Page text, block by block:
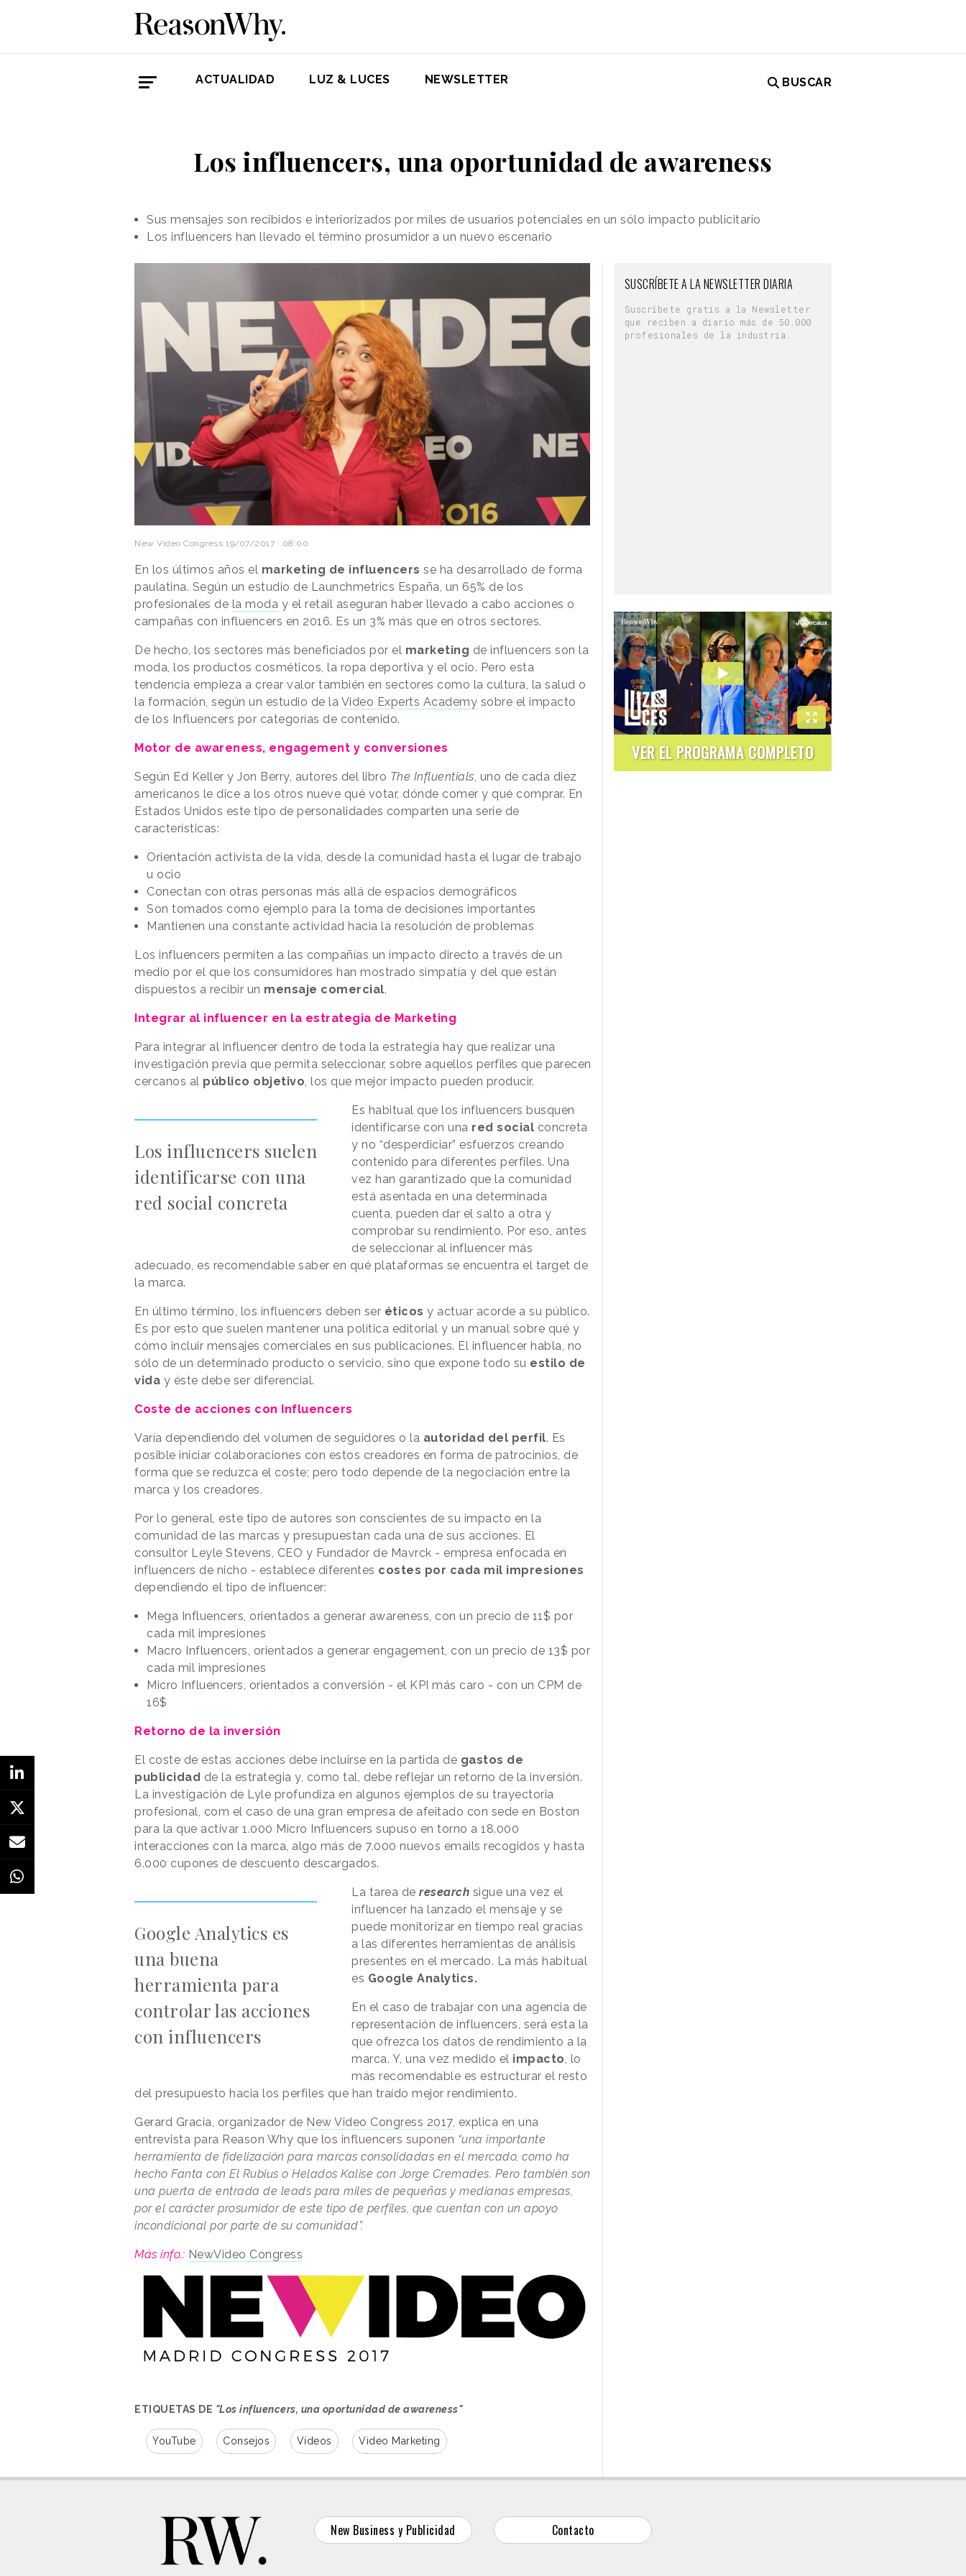
ACTUALIDAD LUZ & LUCES NEWSLETTER BUSCAR
Los influencers, una oportunidad de awareness
Sus mensajes son recibidos e interiorizados por miles de usuarios potenciales en un sólo impacto publicitario
Los influencers han llevado el término prosumidor a un nuevo escenario
New Video Congress 19/07/2017 · 08:00
En los últimos años el marketing de influencers se ha desarrollado de forma
paulatina. Según un estudio de Launchmetrics España, un 65% de los
profesionales de la moda y el retail aseguran haber llevado a cabo acciones o
campañas con influencers en 2016. Es un 3% más que en otros sectores.
De hecho, los sectores más beneficiados por el marketing de influencers son la
moda, los productos cosméticos, la ropa deportiva y el ocio. Pero esta
tendencia empieza a crear valor también en sectores como la cultura, la salud o
la formación, según un estudio de la Video Experts Academy sobre el impacto
de los Influencers por categorías de contenido.
Motor de awareness, engagement y conversiones
Según Ed Keller y Jon Berry, autores del libro The Influentials , uno de cada diez
americanos le dice a los otros nueve qué votar, dónde comer y qué comprar. En
Estados Unidos este tipo de personalidades comparten una serie de
características:
Orientación activista de la vida, desde la comunidad hasta el lugar de trabajo
u ocio
Conectan con otras personas más allá de espacios demográficos
Son tomados como ejemplo para la toma de decisiones importantes
Mantienen una constante actividad hacia la resolución de problemas
Los influencers permiten a las compañías un impacto directo a través de un
medio por el que los consumidores han mostrado simpatía y del que están
dispuestos a recibir un mensaje comercial.
Integrar al influencer en la estrategia de Marketing
Para integrar al influencer dentro de toda la estrategia hay que realizar una
investigación previa que permita seleccionar, sobre aquellos perfiles que parecen
cercanos al público objetivo , los que mejor impacto pueden producir.
Los influencers suelen
identificarse con una
red social concreta
Es habitual que los influencers busquen
identificarse con una red social concreta
y no “desperdiciar” esfuerzos creando
contenido para diferentes perfiles. Una
vez han garantizado que la comunidad
está asentada en una determinada
cuenta, pueden dar el salto a otra y
comprobar su rendimiento. Por eso, antes
de seleccionar al influencer más
adecuado, es recomendable saber en qué plataformas se encuentra el target de
la marca.
En último término, los influencers deben ser éticos y actuar acorde a su público.
Es por esto que suelen mantener una política editorial y un manual sobre qué y
cómo incluir mensajes comerciales en sus publicaciones. El influencer habla, no
sólo de un determinado producto o servicio, sino que expone todo su estilo de
vida y éste debe ser diferencial.
Coste de acciones con Influencers
Varía dependiendo del volumen de seguidores o la autoridad del perfil. Es
posible iniciar colaboraciones con estos creadores en forma de patrocinios, de
forma que se reduzca el coste; pero todo depende de la negociación entre la
marca y los creadores.
Por lo general, este tipo de autores son conscientes de su impacto en la
comunidad de las marcas y presupuestan cada una de sus acciones. El
consultor Leyle Stevens, CEO y Fundador de Mavrck - empresa enfocada en
influencers de nicho - establece diferentes costes por cada mil impresiones
dependiendo el tipo de influencer:
Mega Influencers, orientados a generar awareness, con un precio de 11$ por
cada mil impresiones
Macro Influencers, orientados a generar engagement, con un precio de 13$ por
cada mil impresiones
Micro Influencers, orientados a conversión - el KPI más caro - con un CPM de
16$
Retorno de la inversión
El coste de estas acciones debe incluirse en la partida de gastos de
publicidad de la estrategia y, como tal, debe reflejar un retorno de la inversión.
La investigación de Lyle profundiza en algunos ejemplos de su trayectoria
profesional, com el caso de una gran empresa de afeitado con sede en Boston
para la que activar 1.000 Micro Influencers supuso en torno a 18.000
interacciones con la marca, algo más de 7.000 nuevos emails recogidos y hasta
6.000 cupones de descuento descargados.
Google Analytics es
una buena
herramienta para
controlar las acciones
con influencers
La tarea deresearch sigue una vez el
influencer ha lanzado el mensaje y se
puede monitorizar en tiempo real gracias
a las diferentes herramientas de análisis
presentes en el mercado. La más habitual
es Google Analytics.
En el caso de trabajar con una agencia de
representación de influencers, será esta la
que ofrezca los datos de rendimiento a la
marca. Y, una vez medido el impacto , lo
más recomendable es estructurar el resto
del presupuesto hacia los perfiles que han traído mejor rendimiento.
Gerard Gracia, organizador de New Video Congress 2017, explica en una
entrevista para Reason Why que los influencers suponen “una importante
herramienta de fidelización para marcas consolidadas en el mercado, como ha
hecho Fanta con El Rubius o Helados Kalise con Jorge Cremades. Pero también son
una puerta de entrada de leads para miles de pequeñas y medianas empresas,
por el carácter prosumidor de este tipo de perfiles, que cuentan con un apoyo
incondicional por parte de su comunidad”.
Más info.: NewVideo Congress
ETIQUETAS DE "Los influencers, una oportunidad de awareness"
YouTube Consejos Vídeos Video Marketing
SUSCRÍBETE A LA NEWSLETTER DIARIA
Suscríbete gratis a la Newsletter
que reciben a diario más de 50.000
profesionales de la industria.
VER EL PROGRAMA COMPLETO
New Business y Publicidad Contacto